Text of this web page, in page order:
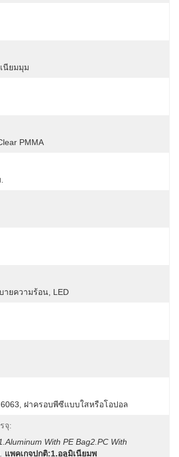
นียมมุม
PMMA
ายความร้อน, LED
ฝาครอบพีซีแบบใสหรือโอปอล
จุ:
With PE Bag2.PC With
แพคเกจปกติ:1.อลูมิเนียมพ